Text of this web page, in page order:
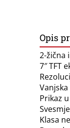
Opis
2-žična
7″ TFT
Prikaz
Klasa